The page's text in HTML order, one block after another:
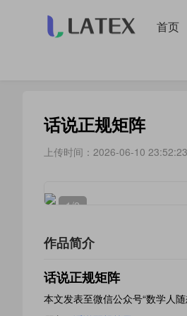
首页
话说正规矩阵
上传时间：2026-06-10 23:52:23
1/2
作品简介
话说正规矩阵
本文发表至微信公众号“数学人随